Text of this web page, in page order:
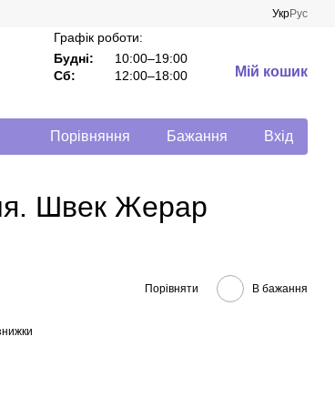
УкрРус
Графік роботи:
Будні:
10:00–19:00
Сб:
12:00–18:00 Мій кошик
Порівняння Бажання Вхід
Швек Жерар
Порівняти В бажання